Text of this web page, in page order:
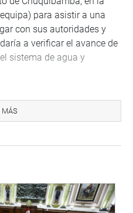
para asistir a una
con sus autoridades y
a verificar el avance de
sistema de agua y
Rural en Condesuyo y
Arma y APTAR en
Bazán Calderón, inició la
su circunscripción
donde se reunió con los
Bomberos Laredo N° 188,
MÁS